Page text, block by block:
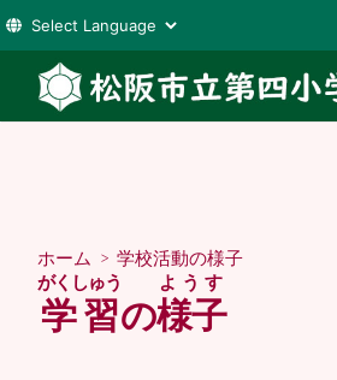
テ
ホーム > 学校活動の様子
学習
がくしゅう
の様子
ようす